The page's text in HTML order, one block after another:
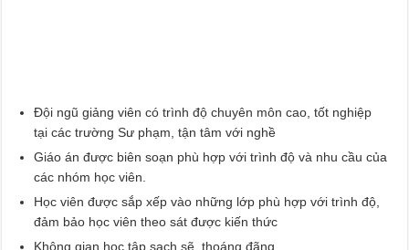
Đội ngũ giảng viên có trình độ chuyên môn cao, tốt nghiệp
tại các trường Sư phạm, tận tâm với nghề
Giáo án được biên soạn phù hợp với trình độ và nhu cầu của
các nhóm học viên.
Học viên được sắp xếp vào những lớp phù hợp với trình độ,
đảm bảo học viên theo sát được kiến thức
Không gian học tập sạch sẽ, thoáng đãng